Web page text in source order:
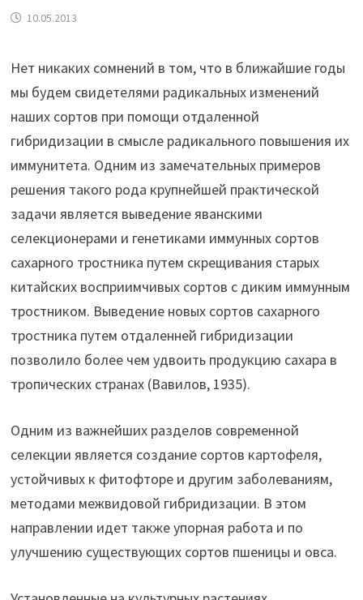
10.05.2013
Нет никаких сомнений в том, что в ближайшие годы
мы будем свидетелями радикальных изменений
наших сортов при помощи отдаленной
гибридизации в смысле радикального повышения их
иммунитета. Одним из замечательных примеров
решения такого рода крупнейшей практической
задачи является выведение яванскими
селекционерами и генетиками иммунных сортов
сахарного тростника путем скрещивания старых
китайских восприимчивых сортов с диким иммунным
тростником. Выведение новых сортов сахарного
тростника путем отдаленней гибридизации
позволило более чем удвоить продукцию сахара в
тропических странах (Вавилов, 1935).
Одним из важнейших разделов современной
селекции является создание сортов картофеля,
устойчивых к фитофторе и другим заболеваниям,
методами межвидовой гибридизации. В этом
направлении идет также упорная работа и по
улучшению существующих сортов пшеницы и овса.